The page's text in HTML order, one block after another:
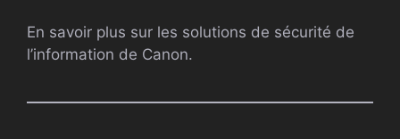
En savoir plus sur les solutions de sécurité de
l’information de Canon.